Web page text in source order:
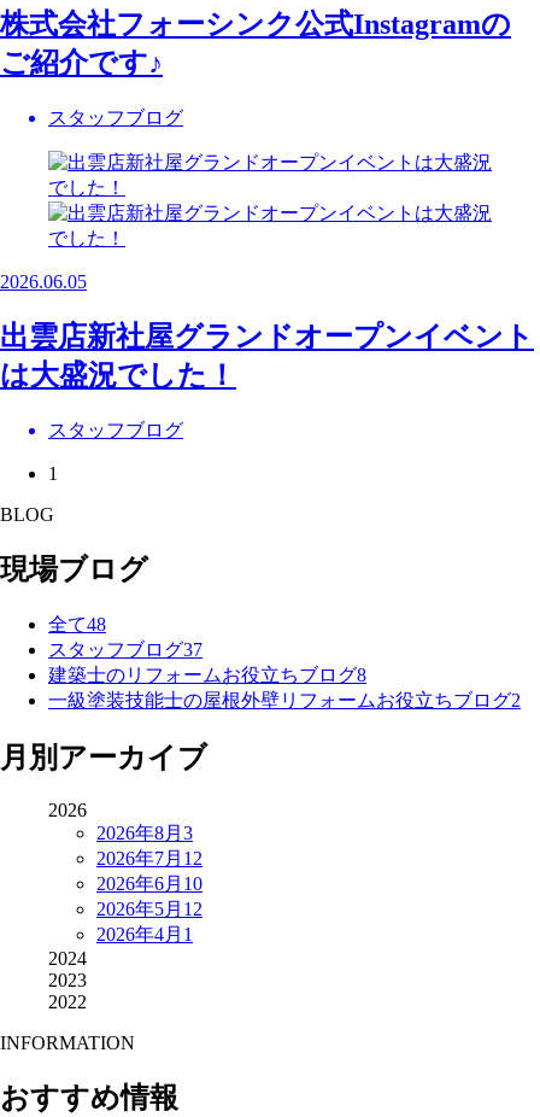
株式会社フォーシンク公式Instagramの
ご紹介です♪
スタッフブログ
2026.06.05
出雲店新社屋グランドオープンイベント
は大盛況でした！
スタッフブログ
1
BLOG
現場ブログ
全て48
スタッフブログ37
建築士のリフォームお役立ちブログ8
一級塗装技能士の屋根外壁リフォームお役立ちブログ2
月別アーカイブ
2026
2026年8月 3
2026年7月 12
2026年6月 10
2026年5月 12
2026年4月 1
2024
2023
2022
INFORMATION
おすすめ情報